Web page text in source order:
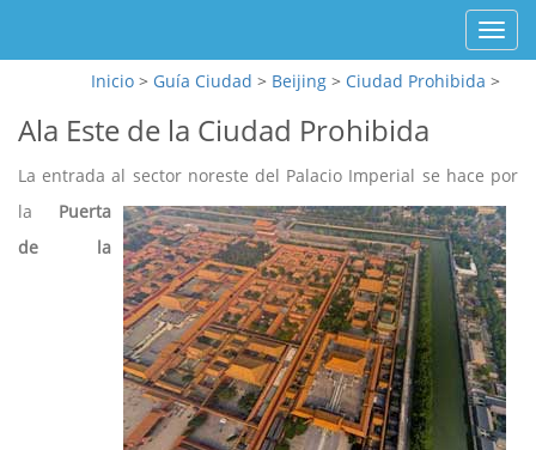
Inicio > Guía Ciudad > Beijing > Ciudad Prohibida >
Ala Este de la Ciudad Prohibida
La entrada al sector noreste del Palacio Imperial se hace por
la Puerta
de la